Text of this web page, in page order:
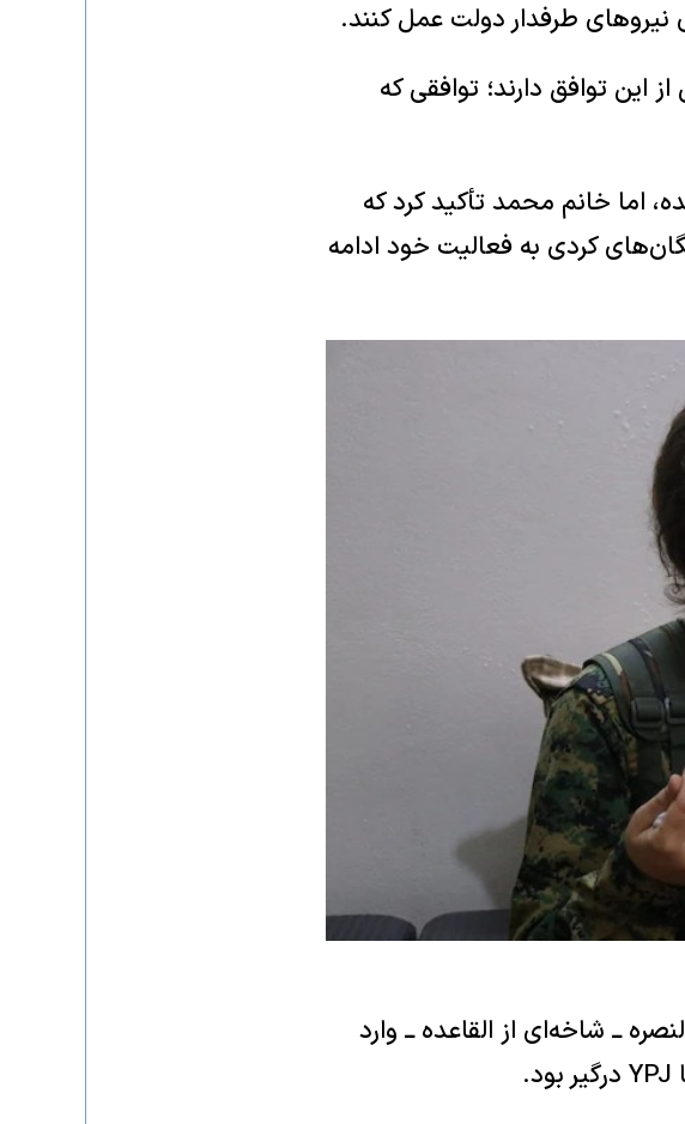
نیروهای طرفدار دولت عمل کنند.
این توافق دارند؛ توافقی که
اما خانم محمد تأکید کرد که
کردی به فعالیت خود ادامه
ــ شاخه‌ای از القاعده ــ وارد